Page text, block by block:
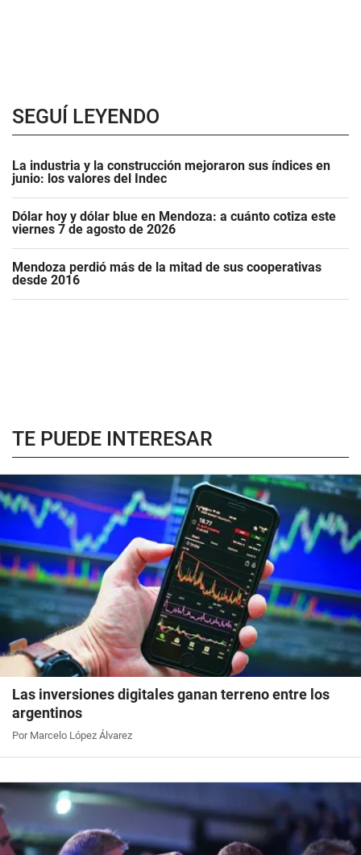
SEGUÍ LEYENDO
La industria y la construcción mejoraron sus índices en
junio: los valores del Indec
Dólar hoy y dólar blue en Mendoza: a cuánto cotiza este
viernes 7 de agosto de 2026
Mendoza perdió más de la mitad de sus cooperativas
desde 2016
TE PUEDE INTERESAR
Las inversiones digitales ganan terreno entre los
argentinos
Por Marcelo López Álvarez